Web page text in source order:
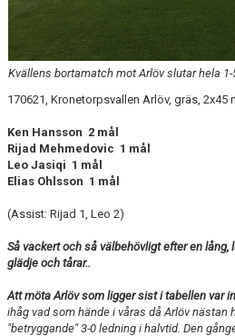
Kvällens bortamatch mot Arlöv slutar hela 1-
170621, Kronetorpsvallen Arlöv, gräs, 2x45
Ken Hansson 2 mål
Rijad Mehmedovic 1 mål
Leo Jasiqi 1 mål
Elias Ohlsson 1 mål
(Assist: Rijad 1, Leo 2)
Så vackert och så välbehövligt efter en lång,
glädje och tårar..
Att möta Arlöv som ligger sist i tabellen var
ihåg vad som hände i våras då Arlöv
"betryggande" 3-0 ledning i halvtid. Den